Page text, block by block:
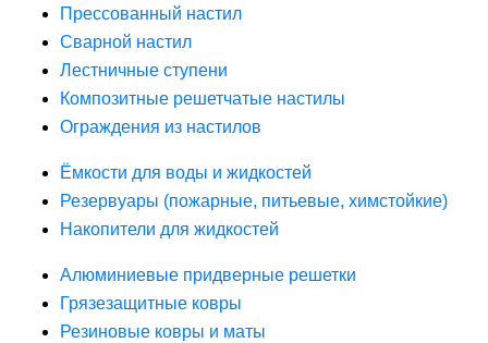
Прессованный настил
Сварной настил
Лестничные ступени
Композитные решетчатые настилы
Ограждения из настилов
Ёмкости для воды и жидкостей
Резервуары (пожарные, питьевые, химстойкие)
Накопители для жидкостей
Алюминиевые придверные решетки
Грязезащитные ковры
Резиновые ковры и маты